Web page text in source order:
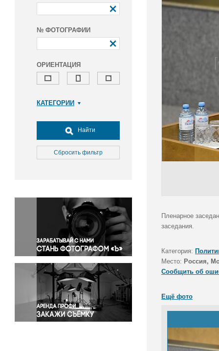
№ ФОТОГРАФИИ
ОРИЕНТАЦИЯ
КАТЕГОРИИ
Досуг, туризм и отдых
Культура
Медицина
Окружающая среда
Политика
Правосудие
Происшествия и конфликты
Религия
Светская жизнь
Спорт
Экология
Экономика и бизнес
Найти
Сбросить фильтр
Пленарное
заседания.
Категория:
Место: Россия,
Сообщить об
Ещё фото